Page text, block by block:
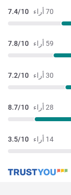
70 أراء 7.4/10
59 أراء 7.8/10
30 أراء 7.2/10
28 أراء 8.7/10
14 أراء 3.5/10